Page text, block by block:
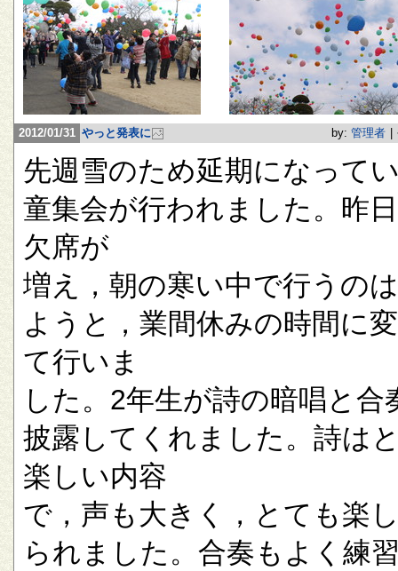
2012/01/31 やっと発表に by: 管理者
先週雪のため延期になって
童集会が行われました。昨
欠席が
増え，朝の寒い中で行うの
ようと，業間休みの時間に
て行いま
した。2年生が詩の暗唱と合
披露してくれました。詩は
楽しい内容
で，声も大きく，とても楽
られました。合奏もよく練